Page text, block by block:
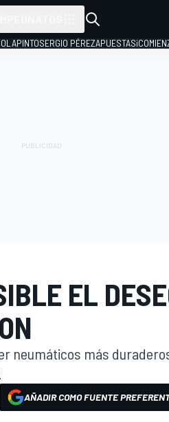
SERGIO PÉREZAPUESTAS
EL
neumáticos más
AÑADIR COMO FUENTE